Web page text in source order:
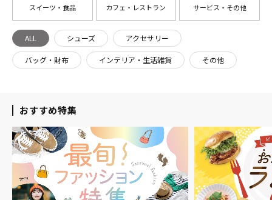
スイーツ・食品 カフェ・レストラン サービス・その他
ALL シューズ アクセサリー
バッグ・財布 インテリア・生活雑貨 その他
おすすめ特集